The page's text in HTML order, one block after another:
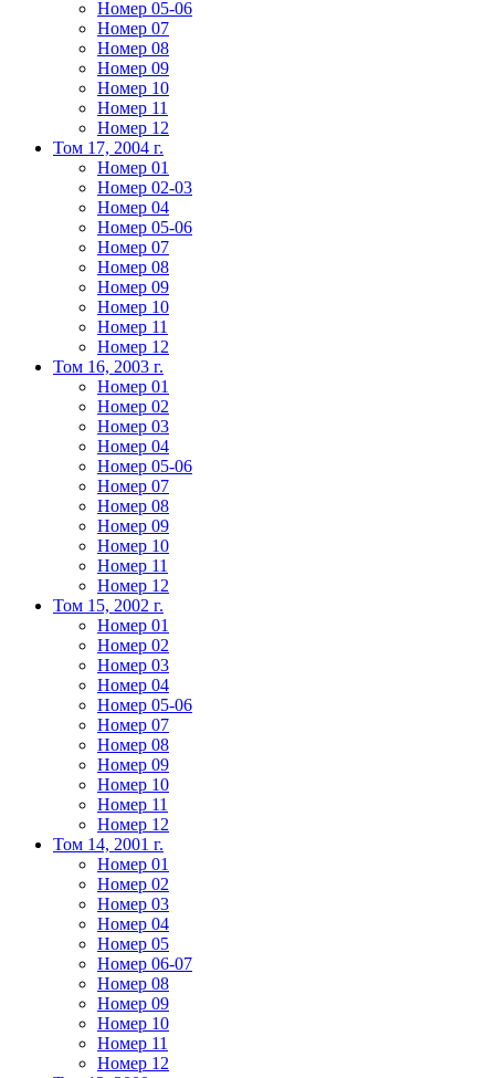
Номер 05-06
Номер 07
Номер 08
Номер 09
Номер 10
Номер 11
Номер 12
Том 17, 2004 г.
Номер 01
Номер 02-03
Номер 04
Номер 05-06
Номер 07
Номер 08
Номер 09
Номер 10
Номер 11
Номер 12
Том 16, 2003 г.
Номер 01
Номер 02
Номер 03
Номер 04
Номер 05-06
Номер 07
Номер 08
Номер 09
Номер 10
Номер 11
Номер 12
Том 15, 2002 г.
Номер 01
Номер 02
Номер 03
Номер 04
Номер 05-06
Номер 07
Номер 08
Номер 09
Номер 10
Номер 11
Номер 12
Том 14, 2001 г.
Номер 01
Номер 02
Номер 03
Номер 04
Номер 05
Номер 06-07
Номер 08
Номер 09
Номер 10
Номер 11
Номер 12